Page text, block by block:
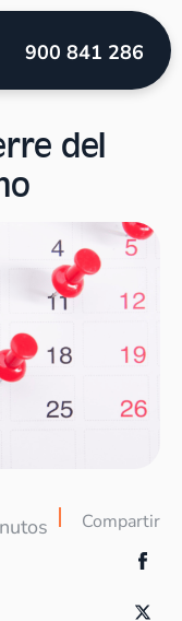
900 841 286
del
Compartir